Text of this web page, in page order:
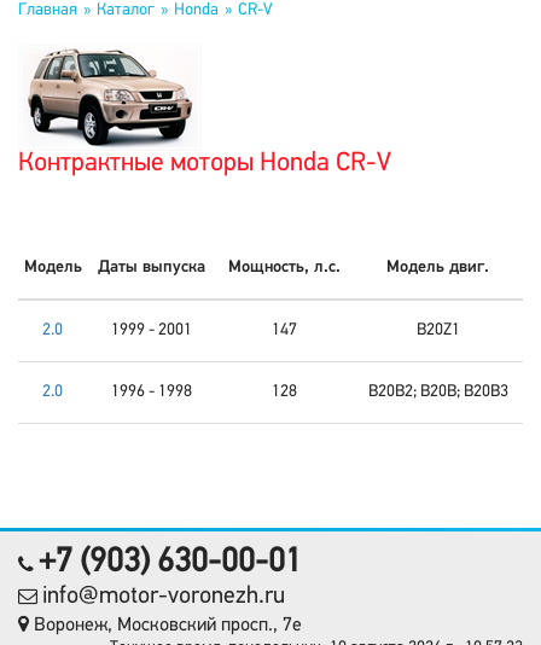
Главная Каталог Honda CR-V
Контрактные моторы Honda CR-V
Модель Даты выпуска Мощность, л.с. Модель двиг.
2.0 1999 - 2001 147 B20Z1
2.0 1996 - 1998 128 B20B2; B20B; B20B3
+7 (903) 630-00-01
info@motor-voronezh.ru
Воронеж, Московский просп., 7е